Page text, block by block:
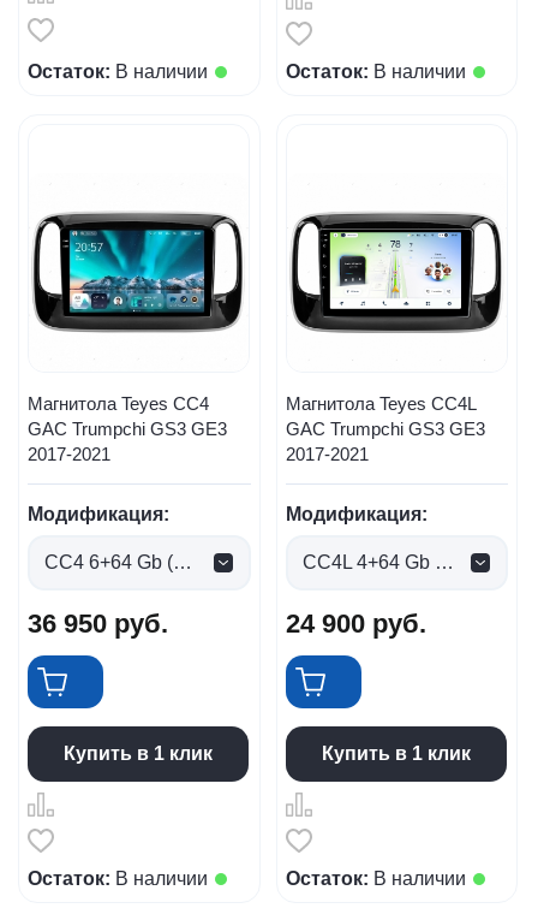
Остаток: В наличии Остаток: В наличии
Магнитола Teyes CC4
GAC Trumpchi GS3 GE3
2017-2021
Модификация:
CC4 6+64 Gb (0 руб.)
36 950 руб.
Купить в 1 клик
Остаток: В наличии
Магнитола Teyes CC4L
GAC Trumpchi GS3 GE3
2017-2021
Модификация:
CC4L 4+64 Gb (0 руб.)
24 900 руб.
Купить в 1 клик
Остаток: В наличии